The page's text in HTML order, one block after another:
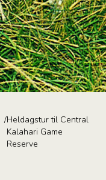
/Heldagstur til Central
Kalahari Game
Reserve